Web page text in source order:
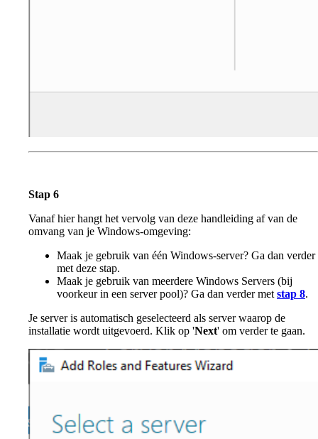
Stap 6
Vanaf hier hangt het vervolg van deze handleiding af van de
omvang van je Windows-omgeving:
Maak je gebruik van één Windows-server? Ga dan verder
met deze stap.
Maak je gebruik van meerdere Windows Servers (bij
voorkeur in een server pool)? Ga dan verder met stap 8.
Je server is automatisch geselecteerd als server waarop de
installatie wordt uitgevoerd. Klik op 'Next' om verder te gaan.